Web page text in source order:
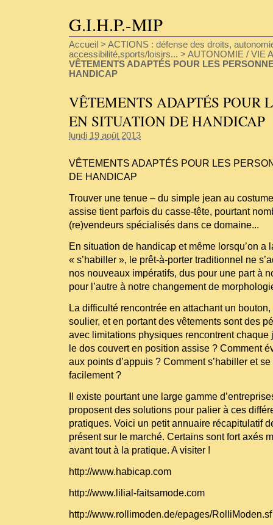
G.I.H.P.-MIP
Accueil > ACTIONS : défense des droits,
accessibilité,sports/loisirs... > AUTONOMIE / VIE
VÊTEMENTS ADAPTÉS POUR LES
HANDICAP
VÊTEMENTS ADAPTÉS POUR
EN SITUATION DE HANDICAP
lundi 19 août 2013
VÊTEMENTS ADAPTÉS POUR LES
DE HANDICAP
Trouver une tenue – du simple jean au
assise tient parfois du casse-tête, pourtant
(re)vendeurs spécialisés dans ce domaine...
En situation de handicap et même lorsqu’on a
« s’habiller », le prêt-à-porter traditionnel ne
nos nouveaux impératifs, dus pour une part à
pour l’autre à notre changement de
La difficulté rencontrée en attachant un
soulier, et en portant des vêtements sont des
avec limitations physiques rencontrent chaque
le dos couvert en position assise ? Comment
aux points d’appuis ? Comment s’habiller et
facilement ?
Il existe pourtant une large gamme
proposent des solutions pour palier à ces
pratiques. Voici un petit annuaire récapitulatif
présent sur le marché. Certains sont fort axés
avant tout à la pratique. A visiter !
http://www.habicap.com
http://www.lilial-faitsamode.com
http://www.rollimoden.de/epages/RolliModen.sf